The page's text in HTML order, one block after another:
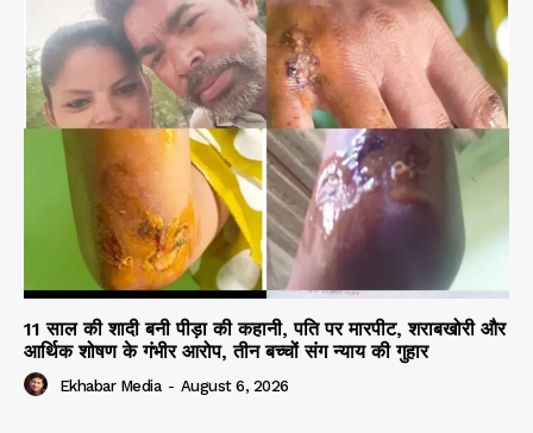
11 साल की शादी बनी पीड़ा की कहानी, पति पर मारपीट, शराबखोरी और
आर्थिक शोषण के गंभीर आरोप, तीन बच्चों संग न्याय की गुहार
Ekhabar Media - August 6, 2026